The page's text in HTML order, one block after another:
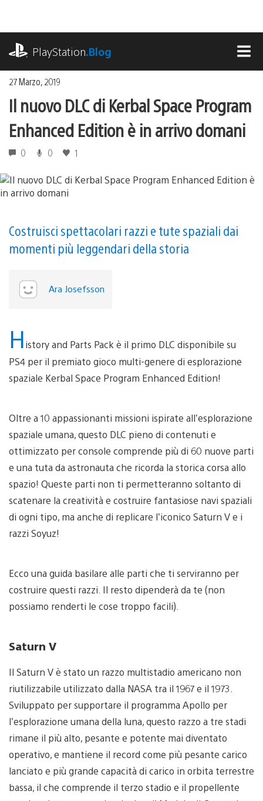
contenuto
PlayStation.Blog
27 Marzo, 2019
Il nuovo DLC di Kerbal Space Program
Enhanced Edition è in arrivo domani
0 0 1
Costruisci spettacolari razzi e tute spaziali dai
momenti più leggendari della storia
Ara Josefsson
History and Parts Pack è il primo DLC disponibile su
PS4 per il premiato gioco multi-genere di esplorazione
spaziale Kerbal Space Program Enhanced Edition!
Oltre a 10 appassionanti missioni ispirate all’esplorazione
spaziale umana, questo DLC pieno di contenuti e
ottimizzato per console comprende più di 60 nuove parti
e una tuta da astronauta che ricorda la storica corsa allo
spazio! Queste parti non ti permetteranno soltanto di
scatenare la creatività e costruire fantasiose navi spaziali
di ogni tipo, ma anche di replicare l’iconico Saturn V e i
razzi Soyuz!
Ecco una guida basilare alle parti che ti serviranno per
costruire questi razzi. Il resto dipenderà da te (non
possiamo renderti le cose troppo facili).
Saturn V
Il Saturn V è stato un razzo multistadio americano non
riutilizzabile utilizzato dalla NASA tra il 1967 e il 1973.
Sviluppato per supportare il programma Apollo per
l’esplorazione umana della luna, questo razzo a tre stadi
rimane il più alto, pesante e potente mai diventato
operativo, e mantiene il record come più pesante carico
lanciato e più grande capacità di carico in orbita terrestre
bassa, il che comprende il terzo stadio e il propellente